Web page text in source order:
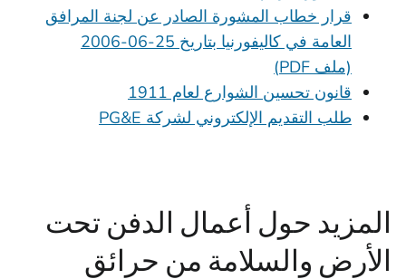
قرار خطاب المشورة الصادر عن لجنة المرافق
العامة في كاليفورنيا بتاريخ 25-06-2006
(ملف PDF)
قانون تحسين الشوارع لعام 1911
طلب التقديم الإلكتروني لشركة PG&E
المزيد حول أعمال الدفن تحت
الأرض والسلامة من حرائق